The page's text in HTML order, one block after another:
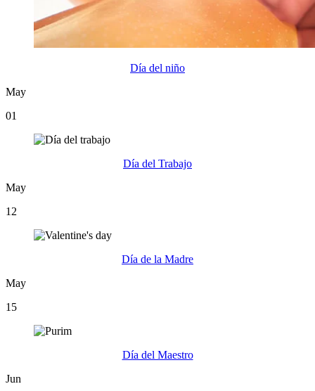
Día del niño
May
01
Día del Trabajo
May
12
Día de la Madre
May
15
Día del Maestro
Jun